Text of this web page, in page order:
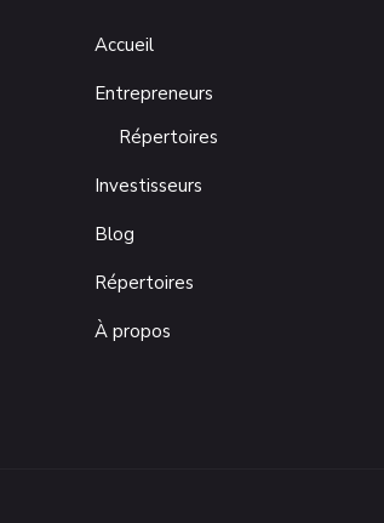
Accueil
Entrepreneurs
Répertoires
Investisseurs
Blog
Répertoires
À propos